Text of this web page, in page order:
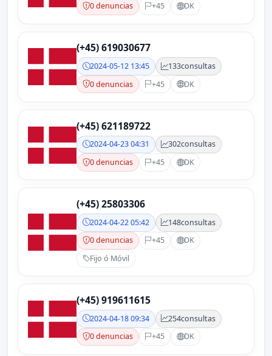
0 denuncias
+45 DK
(+45) 619030677
2024-05-12 13:45 133consultas
0 denuncias
+45 DK
(+45) 621189722
2024-04-23 04:31 302consultas
0 denuncias
+45 DK
(+45) 25803306
2024-04-22 05:42 148consultas
0 denuncias
+45
DK
Fijo ó Móvil
(+45) 919611615
2024-04-18 09:34 254consultas
0 denuncias
+45 DK